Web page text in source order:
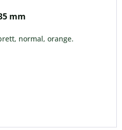
mm
normal, orange.